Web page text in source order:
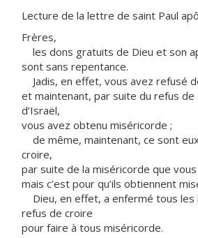
Lecture de la lettre de saint Paul
Frères,
les dons gratuits de Dieu et son
sont sans repentance.
Jadis, en effet, vous avez refusé
et maintenant, par suite du refus de
d’Israël,
vous avez obtenu miséricorde ;
de même, maintenant, ce sont
croire,
par suite de la miséricorde que
mais c’est pour qu’ils obtiennent
Dieu, en effet, a enfermé tous les
refus de croire
pour faire à tous miséricorde.